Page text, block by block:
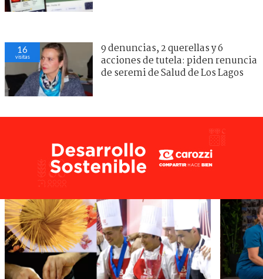
16
visitas
9 denuncias, 2 querellas y 6
acciones de tutela: piden renuncia
de seremi de Salud de Los Lagos